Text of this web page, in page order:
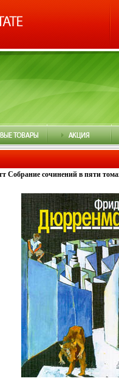
Собрание сочинений в пяти